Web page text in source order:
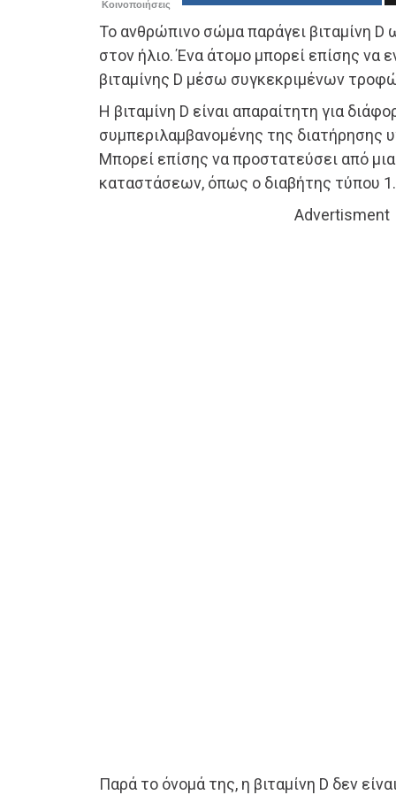
Κοινοποιήσεις
To ανθρώπινο σώμα παράγει βιταμίνη
στον ήλιο. Ένα άτομο μπορεί επίσης να
βιταμίνης D μέσω συγκεκριμένων
Η βιταμίνη D είναι απαραίτητη για
συμπεριλαμβανομένης της διατήρησης
Μπορεί επίσης να προστατεύσει από
καταστάσεων, όπως ο διαβήτης τύπου 1.
Advertisment
Παρά το όνομά της, η βιταμίνη D δεν